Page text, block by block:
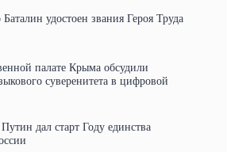
удостоен звания Героя Труда
палате Крыма обсудили
суверенитета в цифровой
дал старт Году единства